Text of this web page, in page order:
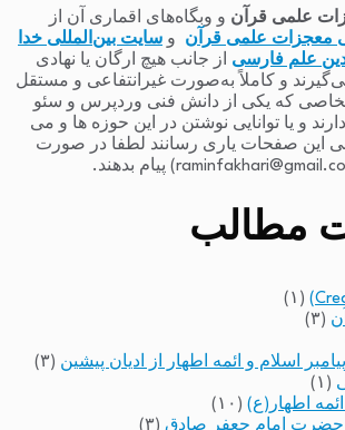
علمی قرآن و وبگاه‌های اقماری آن از
معجزات علمی قرآن و سایت بین‌المللی خدا
علم فارسی از جانب هیچ ارگان یا نهادی
و کاملاً به‌صورت غیرانتفاعی و مستقل
که یکی از دانش فنی وردپرس و سئو
و یا توانایی نوشتن در این حوزه ها و می
این صفحات یاری رسانند لطفا در صورت
مطالب
(۱)
(۳)
اسلام و ائمه اطهار از ادیان پیشین (۳)
(۱)
اطهار(ع) (۱۰)
حضرت امام جعفر صادق (۳)